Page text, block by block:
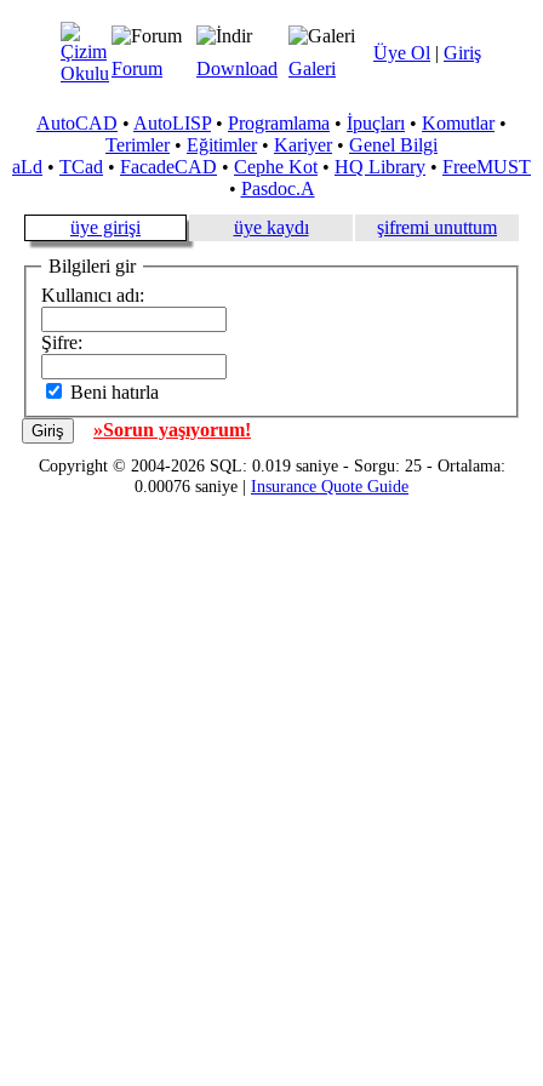
Üye Ol | Giriş
Forum Download Galeri
AutoCAD • AutoLISP• Programlama • İpuçları • Komutlar•
Terimler• Eğitimler• Kariyer• Genel Bilgi
aLd • TCad • FacadeCAD • Cephe Kot • HQ Library • FreeMUST
• Pasdoc.A
üye girişi
üye kaydı
şifremi unuttum
Bilgileri gir
Kullanıcı adı:
Şifre:
Beni hatırla
»Sorun yaşıyorum!
Copyright © 2004-2026 SQL: 0.019 saniye - Sorgu: 25 - Ortalama:
0.00076 saniye | Insurance Quote Guide